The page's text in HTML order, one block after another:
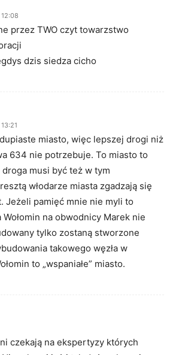
przez TWO czyt towarzstwo
dzis siedza cicho
miasto, więc lepszej drogi niż
634 nie potrzebuje. To miasto to
musi być też w tym
włodarze miasta zgadzają się
Jeżeli pamięć mnie nie myli to
Wołomin na obwodnicy Marek nie
tylko zostaną stworzone
takowego węzła w
to „wspaniałe” miasto.
czekają na ekspertyzy których